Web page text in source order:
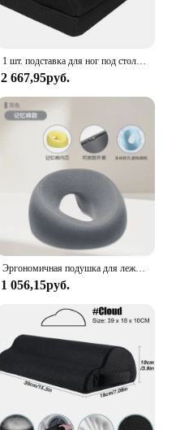
1 шт. подставка для ног под столом в рабочем хиропракторе - завершенная, регулируемая подставка для ног премиум-класса под столом, эргономичная подставка для ног стола
2 667,95руб.
Эргономичная подушка для лежания, пена с эффектом памяти, дышащая подушка для подголовника, массажная подушка для тела, подушка для отдыха для лица для салона красоты
1 056,15руб.